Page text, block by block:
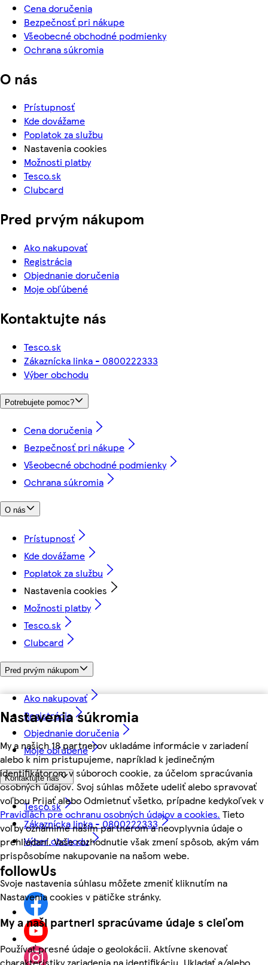
Nastavenia súkromia
My a našich 18 partnerov ukladáme informácie v zariadení
alebo k nim pristupujeme, napríklad k jedinečným
identifikátorom v súboroch cookie, za účelom spracúvania
osobných údajov. Svoj súhlas môžete udeliť alebo spravovať
voľbou Prijať alebo Odmietnuť všetko, prípadne kedykoľvek v
Pravidlách pre ochranu osobných údajov a cookies. Tieto
voľby oznámime našim partnerom a neovplyvnia údaje o
prehliadaní. Vaše rozhodnutie však zmení spôsob, akým vám
prispôsobíme nakupovanie na našom webe.
Svoje nastavenia súhlasu môžete zmeniť kliknutím na
Nastavenia cookies v pätičke stránky.
My a naši partneri spracúvame údaje s cieľom
Používať presné údaje o geolokácii. Aktívne skenovať
Cena doručenia
Bezpečnosť pri nákupe
Všeobecné obchodné podmienky
Ochrana súkromia
O nás
Prístupnosť
Kde dovážame
Poplatok za službu
Nastavenia cookies
Možnosti platby
Tesco.sk
Clubcard
Pred prvým nákupom
Ako nakupovať
Registrácia
Objednanie doručenia
Moje obľúbené
Kontaktujte nás
Tesco.sk
Zákaznícka linka - 0800222333
Výber obchodu
Potrebujete pomoc?
Cena doručenia
Bezpečnosť pri nákupe
Všeobecné obchodné podmienky
Ochrana súkromia
O nás
Prístupnosť
Kde dovážame
Poplatok za službu
Nastavenia cookies
Možnosti platby
Tesco.sk
Clubcard
Pred prvým nákupom
Ako nakupovať
Registrácia
Objednanie doručenia
Moje obľúbené
Kontaktujte nás
Tesco.sk
Zákaznícka linka - 0800222333
Výber obchodu
followUs